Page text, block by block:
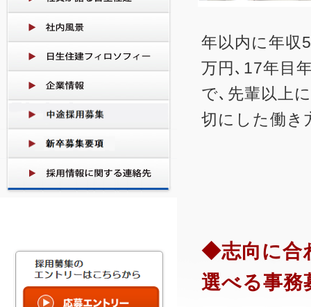
年以内に年収
万円､17年目
で､先輩以上
切にした働き
◆志向に合
選べる事